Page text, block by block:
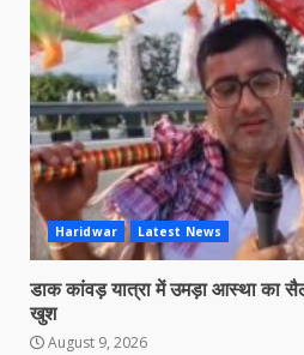
Haridwar Latest News
डाक कांवड़ यात्रा में उमड़ा आस्था का
खुश
August 9, 2026